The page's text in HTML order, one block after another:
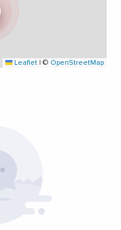
Leaflet | © OpenStreetMap